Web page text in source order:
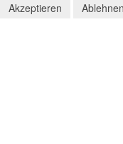
Akzeptieren
Ablehnen